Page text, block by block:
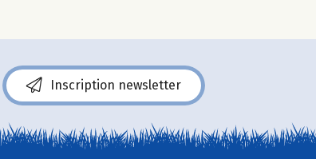
Inscription newsletter